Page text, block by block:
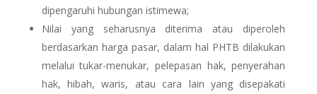
dipengaruhi hubungan istimewa;
Nilai yang seharusnya diterima atau diperoleh
berdasarkan harga pasar, dalam hal PHTB dilakukan
melalui tukar-menukar, pelepasan hak, penyerahan
hak, hibah, waris, atau cara lain yang disepakati